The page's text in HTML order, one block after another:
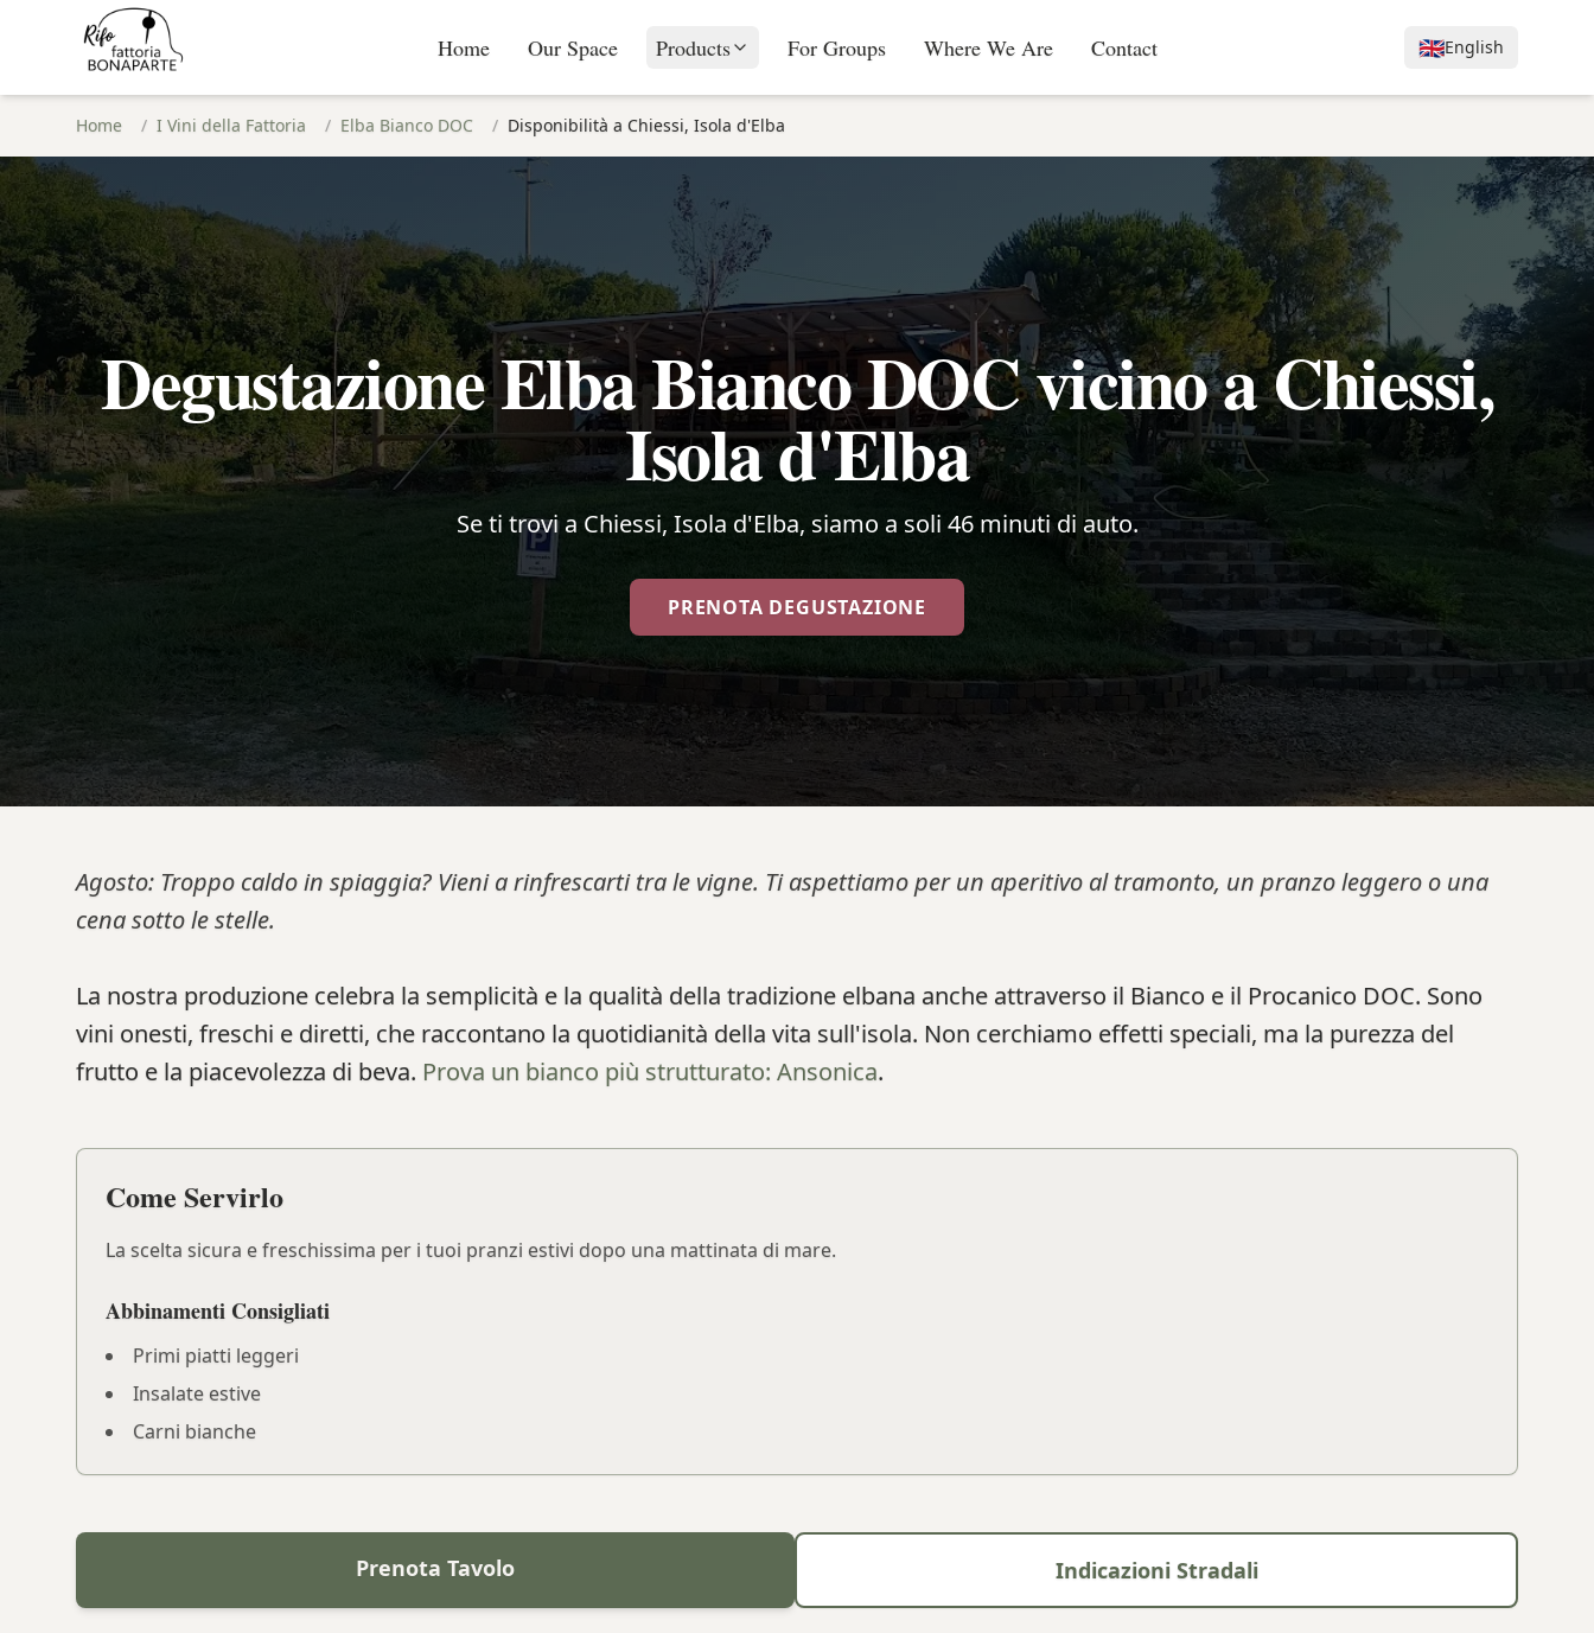
Home Our Space Products For Groups Where We Are Contact 🇬🇧English
Home / I Vini della Fattoria / Elba Bianco DOC / Disponibilità a Chiessi, Isola d'Elba
Degustazione Elba Bianco DOC vicino a Chiessi,
Isola d'Elba
Se ti trovi a Chiessi, Isola d'Elba, siamo a soli 46 minuti di auto.
PRENOTA DEGUSTAZIONE
Agosto: Troppo caldo in spiaggia? Vieni a rinfrescarti tra le vigne. Ti aspettiamo per un aperitivo al tramonto, un pranzo leggero o una
cena sotto le stelle.
La nostra produzione celebra la semplicità e la qualità della tradizione elbana anche attraverso il Bianco e il Procanico DOC. Sono
vini onesti, freschi e diretti, che raccontano la quotidianità della vita sull'isola. Non cerchiamo effetti speciali, ma la purezza del
frutto e la piacevolezza di beva. Prova un bianco più strutturato: Ansonica.
Come Servirlo
La scelta sicura e freschissima per i tuoi pranzi estivi dopo una mattinata di mare.
Abbinamenti Consigliati
Primi piatti leggeri
Insalate estive
Carni bianche
Prenota Tavolo Indicazioni Stradali